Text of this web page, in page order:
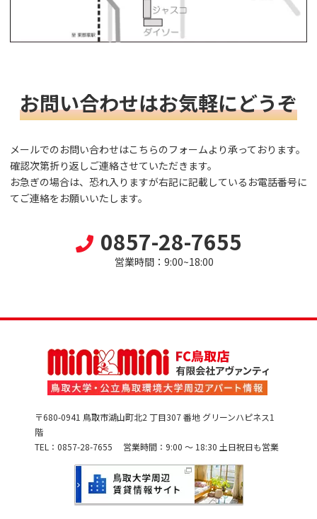
お問い合わせはお気軽にどうぞ
メールでのお問い合わせはこちらのフォームより承っております。
確認次第折り返しご連絡させていただきます。
お急ぎの場合は、恐れ入りますが右記に記載しているお電話番号に
てご連絡をお願いいたします。
0857-28-7655
営業時間：9:00~18:00
〒680-0941 鳥取市湖山町北2 丁目307 番地 グリーンハピネス1
階
TEL：0857-28-7655 営業時間：9:00 ～ 18:30 土日祝日も営業